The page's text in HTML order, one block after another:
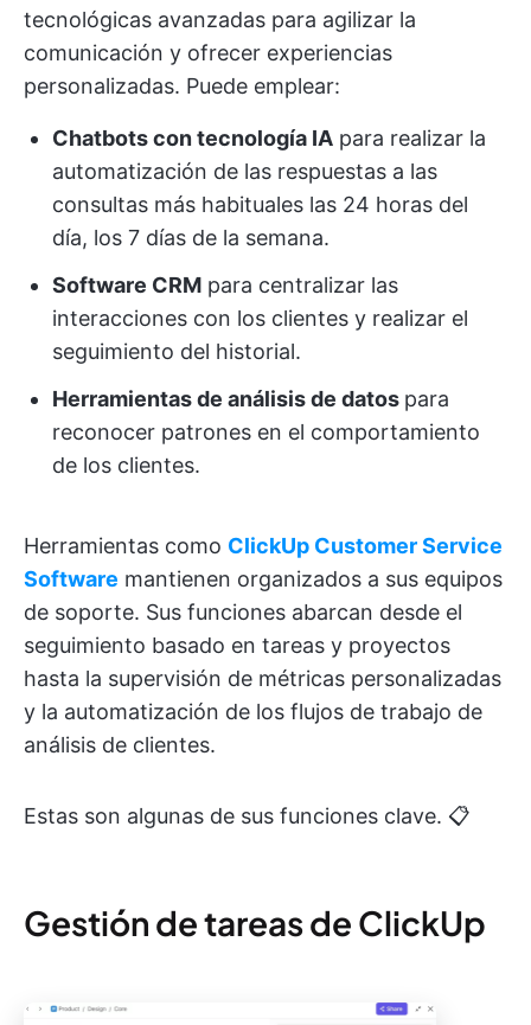
tecnológicas avanzadas para agilizar la
comunicación y ofrecer experiencias
personalizadas. Puede emplear:
Chatbots con tecnología IA para realizar la
automatización de las respuestas a las
consultas más habituales las 24 horas del
día, los 7 días de la semana.
Software CRM para centralizar las
interacciones con los clientes y realizar el
seguimiento del historial.
Herramientas de análisis de datos para
reconocer patrones en el comportamiento
de los clientes.
Herramientas como ClickUp Customer Service
Software mantienen organizados a sus equipos
de soporte. Sus funciones abarcan desde el
seguimiento basado en tareas y proyectos
hasta la supervisión de métricas personalizadas
y la automatización de los flujos de trabajo de
análisis de clientes.
Estas son algunas de sus funciones clave. 📋
Gestión de tareas de ClickUp